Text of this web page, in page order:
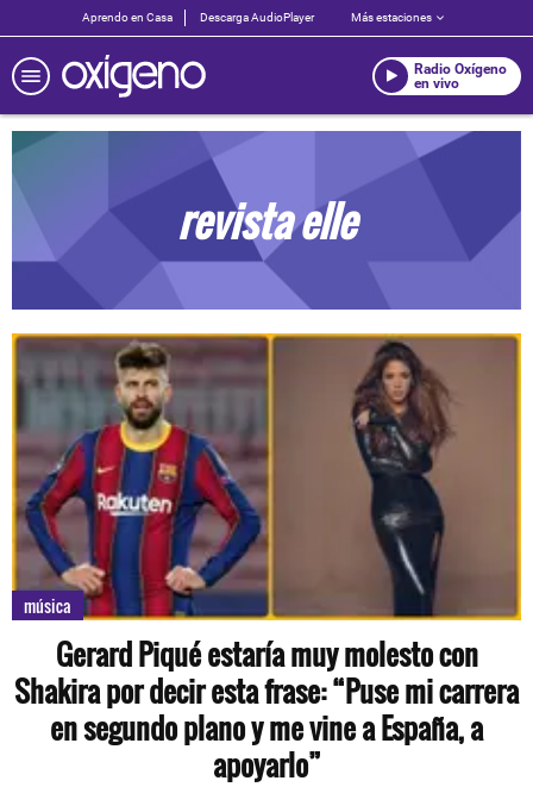
Aprendo en Casa Descarga AudioPlayer Más estaciones
Radio Oxígeno
en vivo
revista elle
música
Gerard Piqué estaría muy molesto con
Shakira por decir esta frase: “Puse mi carrera
en segundo plano y me vine a España, a
apoyarlo”